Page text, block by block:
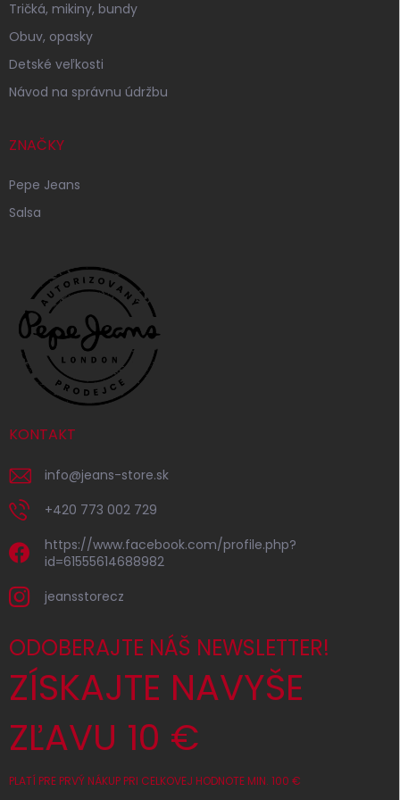
Tričká, mikiny, bundy
Obuv, opasky
Detské veľkosti
Návod na správnu údržbu
ZNAČKY
Pepe Jeans
Salsa
KONTAKT
info@jeans-store.sk
+420 773 002 729
https://www.facebook.com/profile.php?
id=61555614688982
jeansstorecz
ODOBERAJTE NÁŠ NEWSLETTER!
ZÍSKAJTE NAVYŠE
ZĽAVU 10 €
PLATÍ PRE PRVÝ NÁKUP PRI CELKOVEJ HODNOTE MIN. 100 €